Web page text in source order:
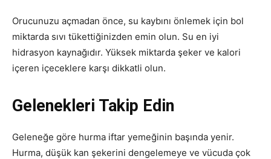
Orucunuzu açmadan önce, su kaybını önlemek için bol
miktarda sıvı tükettiğinizden emin olun. Su en iyi
hidrasyon kaynağıdır. Yüksek miktarda şeker ve kalori
içeren içeceklere karşı dikkatli olun.
Gelenekleri Takip Edin
Geleneğe göre hurma iftar yemeğinin başında yenir.
Hurma, düşük kan şekerini dengelemeye ve vücuda çok